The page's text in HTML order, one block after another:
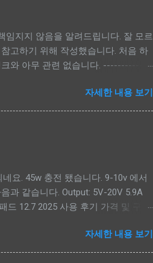
임지지 않음을 알려드립니다. 잘 모르
고하기 위해 작성했습니다. 처음 하
크와 아무 관련 없습니다. -------------
백업. - 샤오신 복구모드로 켜기.(볼륨
Authentication 파일 선택.<펌웨어
- lk_a, lk_b, dtbo_a, dtbo_b
후 Download 버튼 클릭. --------------
방법중에 하나를 선택해 다운로
TB373FU/ -- lenovo
assistant 로그인 후 아래 단계로
입력 - Select your model
자세한 내용 보기
요. 45w 충전 됐습니다. 9-10v 에서
과 같습니다. Output: 5V-20V 5.9A
드 12.7 2025 사용 후기 가격 및 구성
성능 아이패드 2024 에어 13 M2와 비
용에서는 체감 성 능 차이가 거의 없
자세한 내용 보기